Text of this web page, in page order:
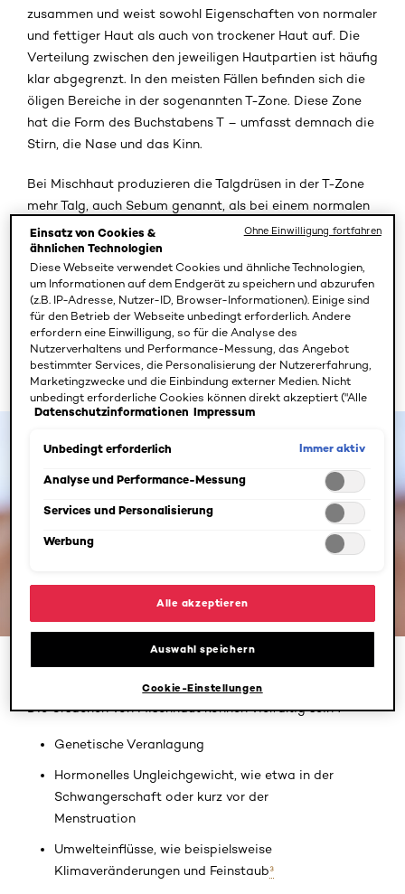
zusammen und weist sowohl Eigenschaften von normaler
und fettiger Haut als auch von trockener Haut auf. Die
Verteilung zwischen den jeweiligen Hautpartien ist häufig
klar abgegrenzt. In den meisten Fällen befinden sich die
öligen Bereiche in der sogenannten T-Zone. Diese Zone
hat die Form des Buchstabens T – umfasst demnach die
Stirn, die Nase und das Kinn.
Bei Mischhaut produzieren die Talgdrüsen in der T-Zone
mehr Talg, auch Sebum genannt, als bei einem normalen
Hauttyp. Meist treten dadurch neben leichtem Glanz
auch Unreinheiten wie Pickel und Mitesser auf, da der
überschüssige Talg die Poren verstopft. Im Gegensatz zur
T-Zone ist die Haut an den Wangen oft trocken. Im Laufe
des Tages neigt die Wangenpartie vermehrt zu Rötungen
und Spannungsgefühlen und kann sogar rau oder
schuppig erscheinen. Die sensible Haut um die Augen
kann ebenfalls trockene Stellen aufweisen.¹
Ursachen für Mischhaut
Die Ursachen von Mischhaut können vielfältig sein²:
Genetische Veranlagung
Hormonelles Ungleichgewicht, wie etwa in der
Schwangerschaft oder kurz vor der
Menstruation
Umwelteinflüsse, wie beispielsweise
Klimaveränderungen und Feinstaub³
Einsatz von Cookies &
ähnlichen Technologien
Diese Webseite verwendet Cookies und ähnliche Technologien,
um Informationen auf dem Endgerät zu speichern und abzurufen
(z.B. IP-Adresse, Nutzer-ID, Browser-Informationen). Einige sind
für den Betrieb der Webseite unbedingt erforderlich. Andere
erfordern eine Einwilligung, so für die Analyse des
Nutzerverhaltens und Performance-Messung, das Angebot
bestimmter Services, die Personalisierung der Nutzererfahrung,
Marketingzwecke und die Einbindung externer Medien. Nicht
unbedingt erforderliche Cookies können direkt akzeptiert ("Alle
akzeptieren") oder abgelehnt ("Ohne Einwilligung fortfahren")
ebenfalls möglich und speicherbar ("Auswahl speichern"). Die
angepasst werden. Für weitere Informationen s. unsere
Datenschutzinformationen Impressum
Unbedingt erforderlich Immer aktiv
Analyse und Performance-Messung
Services und Personalisierung
Werbung
Alle akzeptieren
Auswahl speichern
Cookie-Einstellungen
Ohne Einwilligung fortfahren